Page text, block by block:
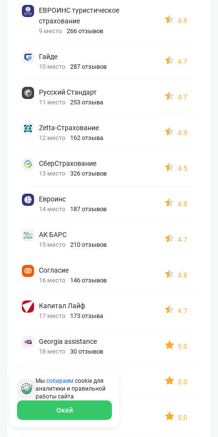
ЕВРОИНС туристическое
страхование
9 место 266 отзывов
4.8
Гайде
10 место 287 отзывов
4.7
Русский Стандарт
11 место 253 отзыва
4.7
Zetta-Страхование
12 место 162 отзыва
4.9
СберСтрахование
13 место 326 отзывов
4.5
Евроинс
14 место 187 отзывов
4.8
АК БАРС
15 место 210 отзывов
4.7
Согласие
16 место 146 отзывов
4.8
Капитал Лайф
17 место 173 отзыва
4.7
Georgia assistance
18 место 30 отзывов
5.0
Д2 Страхование
19 место 10 отзывов
5.0
АйАйСи
5.0
Мы собираем cookie для
аналитики и правильной
работы сайта
Окей